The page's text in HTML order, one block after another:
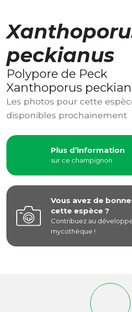
peckianus
Polypore de Peck
Xanthoporus
Les photos pour cette
disponibles prochainement
Plus d’information
sur ce champignon
Vous avez de
cette espèce ?
Contribuez au
mycothèque !